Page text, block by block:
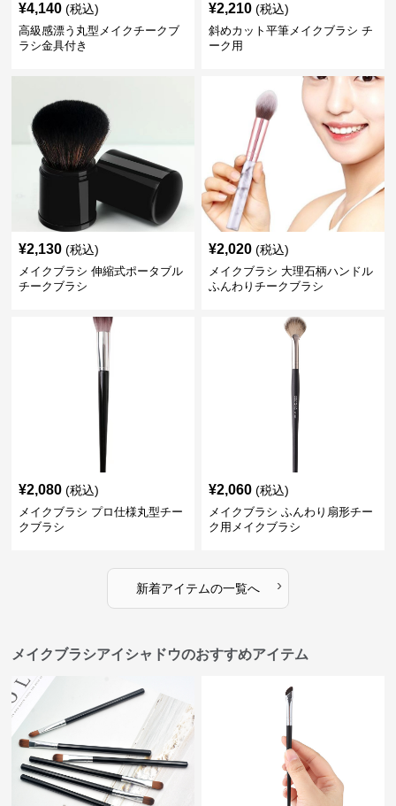
¥4,140 (税込)
高級感漂う丸型メイクチークブ
ラシ金具付き
¥2,210 (税込)
斜めカット平筆メイクブラシ チ
ーク用
¥2,130 (税込)
メイクブラシ 伸縮式ポータブル
チークブラシ
¥2,020 (税込)
メイクブラシ 大理石柄ハンドル
ふんわりチークブラシ
¥2,080 (税込)
メイクブラシ プロ仕様丸型チー
クブラシ
¥2,060 (税込)
メイクブラシ ふんわり扇形チー
ク用メイクブラシ
新着アイテムの一覧へ ›
メイクブラシアイシャドウのおすすめアイテム